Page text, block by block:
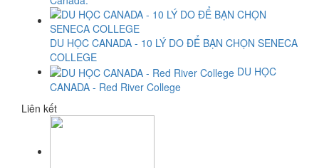
DU HỌC CANADA - 10 LÝ DO ĐỂ BẠN CHỌN SENECA
COLLEGE
DU HỌC
CANADA - Red River College
Liên kết